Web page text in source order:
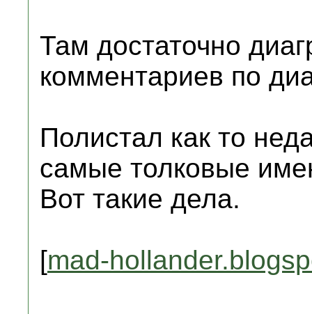
Там достаточно
комментариев по
Полистал как то
самые толковые
Вот такие дела.
[mad-